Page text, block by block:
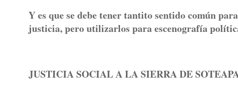
Y es que se debe tener tantito sentido común
justicia, pero utilizarlos para escenografía
JUSTICIA SOCIAL A LA SIERRA DE